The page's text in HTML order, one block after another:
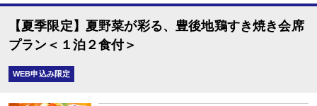
【夏季限定】夏野菜が彩る、豊後地鶏すき焼き会席
プラン＜１泊２食付＞
WEB申込み限定